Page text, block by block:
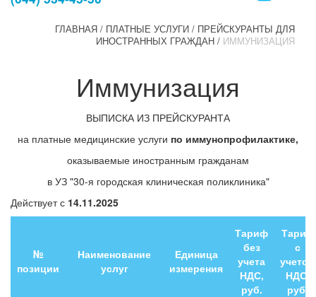
ГЛАВНАЯ / ПЛАТНЫЕ УСЛУГИ / ПРЕЙСКУРАНТЫ ДЛЯ
ИНОСТРАННЫХ ГРАЖДАН / ИММУНИЗАЦИЯ
Иммунизация
ВЫПИСКА ИЗ ПРЕЙСКУРАНТА
на платные медицинские услуги по иммунопрофилактике,
оказываемые иностранным гражданам
в УЗ "30-я городская клиническая поликлиника"
Действует с 14.11.2025
№
позиции
Наименование
услуг
Единица
измерения
Тариф
без
учета
НДС,
руб.
Тариф
с
учетом
НДС,
руб.